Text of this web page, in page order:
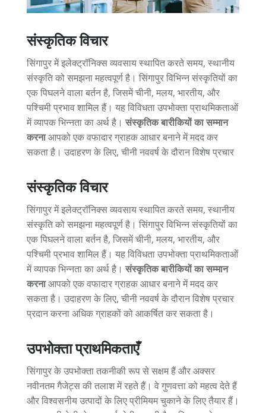
संस्कृतिक विचार
सिंगापुर में इलेक्ट्रॉनिक्स व्यवसाय स्थापित करते समय, स्थानीय
संस्कृति को समझना महत्वपूर्ण है। सिंगापुर विभिन्न संस्कृतियों का
एक पिघलने वाला बर्तन है, जिसमें चीनी, मलय, भारतीय, और
पश्चिमी प्रभाव शामिल हैं। यह विविधता उपभोक्ता प्राथमिकताओं
में व्यापक भिन्नता का अर्थ है।संस्कृतिक बारीकियों का सम्मान
करनाआपको एक वफादार ग्राहक आधार बनाने में मदद कर
सकता है। उदाहरण के लिए, चीनी नववर्ष के दौरान विशेष प्रचार
संस्कृतिक विचार
सिंगापुर में इलेक्ट्रॉनिक्स व्यवसाय स्थापित करते समय, स्थानीय
संस्कृति को समझना महत्वपूर्ण है। सिंगापुर विभिन्न संस्कृतियों का
एक पिघलने वाला बर्तन है, जिसमें चीनी, मलय, भारतीय, और
पश्चिमी प्रभाव शामिल हैं। यह विविधता उपभोक्ता प्राथमिकताओं
में व्यापक भिन्नता का अर्थ है।संस्कृतिक बारीकियों का सम्मान
करनाआपको एक वफादार ग्राहक आधार बनाने में मदद कर
सकता है। उदाहरण के लिए, चीनी नववर्ष के दौरान विशेष प्रचार
प्रदान करना अधिक ग्राहकों को आकर्षित कर सकता है।
उपभोक्ता प्राथमिकताएँ
सिंगापुर के उपभोक्ता तकनीकी रूप से सक्षम हैं और अक्सर
नवीनतम गैजेट्स की तलाश में रहते हैं। वे गुणवत्ता को महत्व देते हैं
और विश्वसनीय उत्पादों के लिए प्रीमियम चुकाने के लिए तैयार हैं।